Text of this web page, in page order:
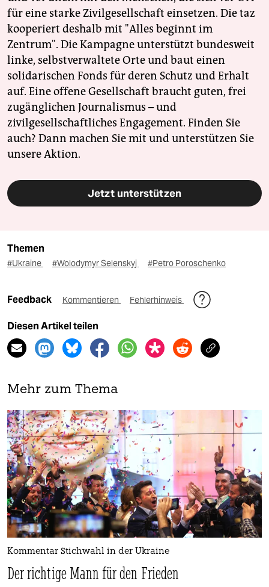
für eine starke Zivilgesellschaft einsetzen. Die taz
kooperiert deshalb mit "Alles beginnt im
Zentrum". Die Kampagne unterstützt bundesweit
linke, selbstverwaltete Orte und baut einen
solidarischen Fonds für deren Schutz und Erhalt
auf. Eine offene Gesellschaft braucht guten, frei
zugänglichen Journalismus – und
zivilgesellschaftliches Engagement. Finden Sie
auch? Dann machen Sie mit und unterstützen Sie
unsere Aktion.
Jetzt unterstützen
Themen
#Ukraine #Wolodymyr Selenskyj #Petro Poroschenko
Feedback Kommentieren Fehlerhinweis
Diesen Artikel teilen
Mehr zum Thema
Kommentar Stichwahl in der Ukraine
Der richtige Mann für den Frieden